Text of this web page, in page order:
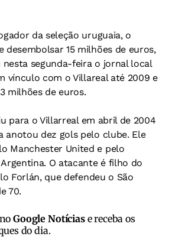
da seleção uruguaia, o
desembolsar 15 milhões de euros,
segunda-feira o jornal local
vínculo com o Villareal até 2009 e
milhões de euros.
para o Villarreal em abril de 2004
anotou dez gols pelo clube. Ele
Manchester United e pelo
O atacante é filho do
Forlán, que defendeu o São
70.
noGoogle Notíciase receba os
do dia.